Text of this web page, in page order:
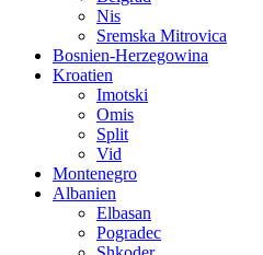
Nis
Sremska Mitrovica
Bosnien-Herzegowina
Kroatien
Imotski
Omis
Split
Vid
Montenegro
Albanien
Elbasan
Pogradec